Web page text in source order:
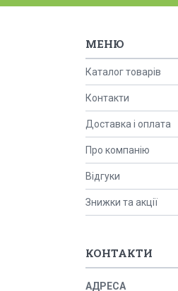
Каталог товарів
Контакти
Доставка і оплата
Про компанію
Відгуки
Знижки та акції
КОНТАКТИ